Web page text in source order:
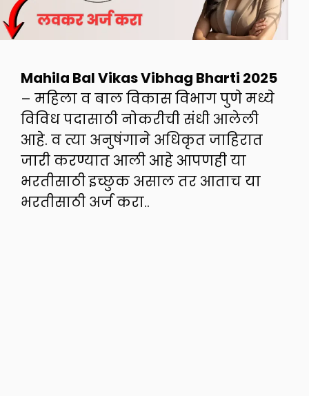
Mahila Bal Vikas Vibhag Bharti 2025
– महिला व बाल विकास विभाग पुणे मध्ये
विविध पदासाठी नोकरीची संधी आलेली
आहे. व त्या अनुषंगाने अधिकृत जाहिरात
जारी करण्यात आली आहे आपणही या
भरतीसाठी इच्छुक असाल तर आताच या
भरतीसाठी अर्ज करा..